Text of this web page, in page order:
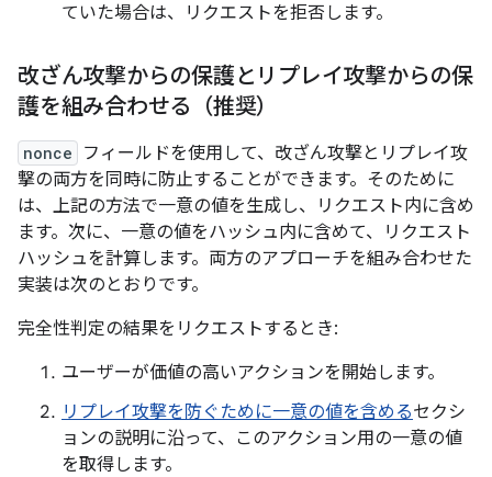
ていた場合は、リクエストを拒否します。
改ざん攻撃からの保護とリプレイ攻撃からの保
護を組み合わせる（推奨）
nonce
フィールドを使用して、改ざん攻撃とリプレイ攻
撃の両方を同時に防止することができます。そのために
は、上記の方法で一意の値を生成し、リクエスト内に含め
ます。次に、一意の値をハッシュ内に含めて、リクエスト
ハッシュを計算します。両方のアプローチを組み合わせた
実装は次のとおりです。
完全性判定の結果をリクエストするとき:
ユーザーが価値の高いアクションを開始します。
リプレイ攻撃を防ぐために一意の値を含めるセクシ
ョンの説明に沿って、このアクション用の一意の値
を取得します。